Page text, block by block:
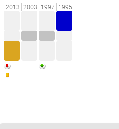
2013 2003 1997 1995